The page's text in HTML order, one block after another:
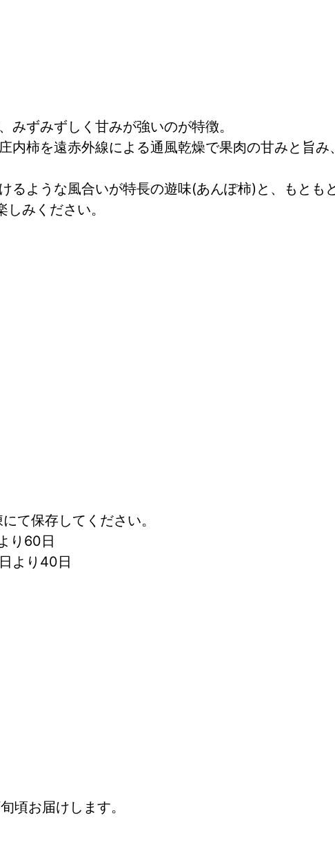
みずみずしく甘みが強いのが特徴。
内柿を遠赤外線による通風乾燥で果肉の甘みと旨み
るような風合いが特長の遊味(あんぽ柿)と、もとも
みください。
て保存してください。
より60日
より40日
頃お届けします。